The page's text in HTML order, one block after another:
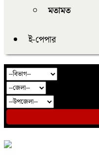
মতামত
ই-পেপার